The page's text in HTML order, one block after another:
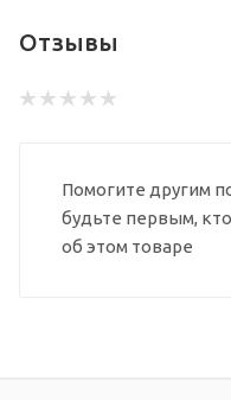
Отзывы
Помогите другим
будьте первым,
об этом товаре